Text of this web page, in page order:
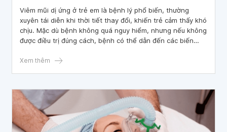
Viêm mũi dị ứng ở trẻ em là bệnh lý phổ biến, thường
xuyên tái diễn khi thời tiết thay đổi, khiến trẻ cảm thấy khó
chịu. Mặc dù bệnh không quá nguy hiểm, nhưng nếu không
được điều trị đúng cách, bệnh có thể dẫn đến các biến
Hãy cùng tìm hiểu chi tiết trong bài viết sau nhé!
Xem thêm